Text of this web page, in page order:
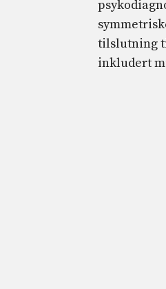
tilslutning
inkludert